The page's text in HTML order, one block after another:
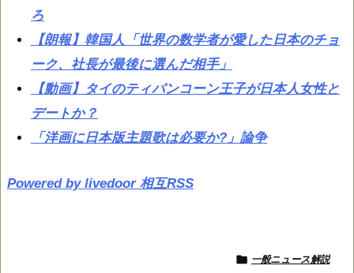
ろ
【朗報】韓国人「世界の数学者が愛した日本のチョ
ーク、社長が最後に選んだ相手」
【動画】タイのティパンコーン王子が日本人女性と
デートか？
「洋画に日本版主題歌は必要か?」論争
Powered by livedoor 相互RSS
 一般ニュース解説